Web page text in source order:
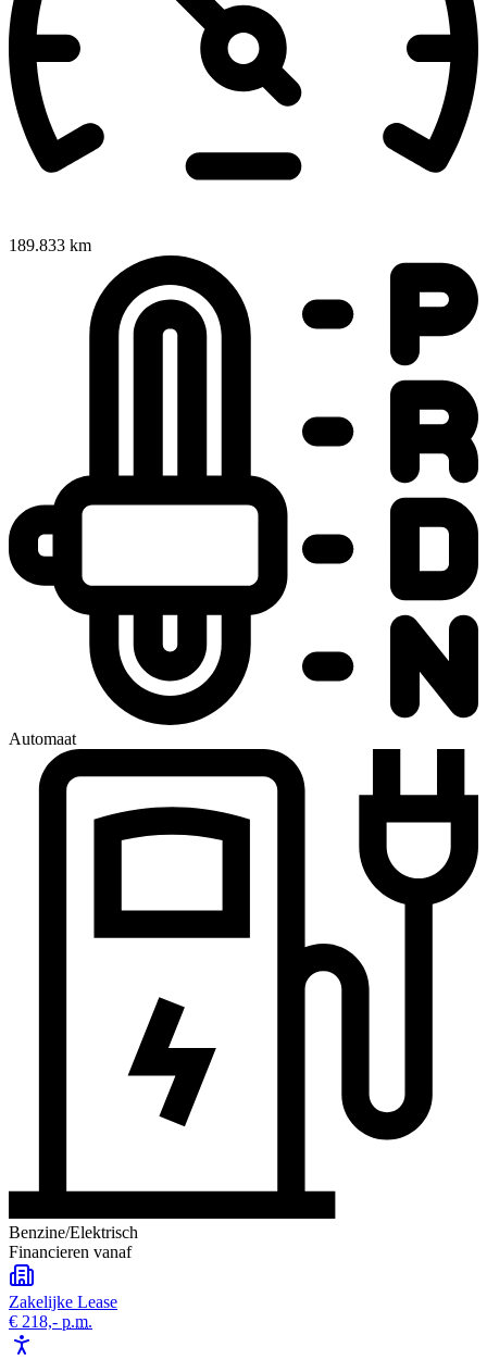
189.833 km
Automaat
Benzine/Elektrisch
Financieren vanaf
Zakelijke Lease
€ 218,- p.m.